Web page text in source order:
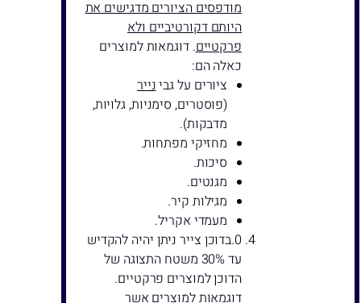
מודפסים הציורים מדגישים את
היותם דקורטיביים ולא
פרקטיים. דוגמאות למוצרים
כאלה הם:
ציורים על גבינייר
(פוסטרים, סימניות, גלויות,
מדבקות).
מחזיקי מפתחות.
סיכות.
מגנטים.
מגילות קיר.
מעמדי אקריל.
בדוכן צייר ניתן יהיה להקדיש
עד 30% משטח התצוגה של
הדוכן למוצרים פרקטיים.
דוגמאות למוצרים אשר